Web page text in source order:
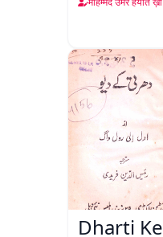
Dharti Ke